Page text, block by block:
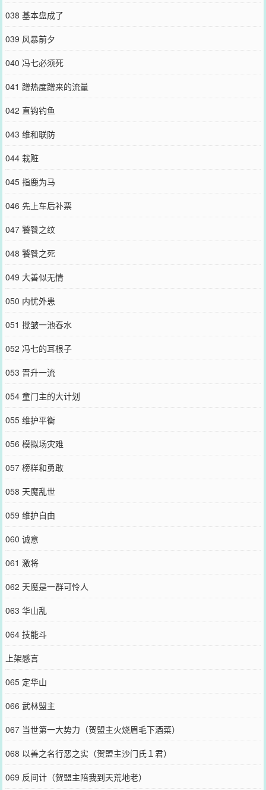
038 基本盘成了
039 风暴前夕
040 冯七必须死
041 蹭热度蹭来的流量
042 直钩钓鱼
043 维和联防
044 栽赃
045 指鹿为马
046 先上车后补票
047 饕餮之纹
048 饕餮之死
049 大善似无情
050 内忧外患
051 搅皱一池春水
052 冯七的耳根子
053 晋升一流
054 童门主的大计划
055 维护平衡
056 模拟场灾难
057 榜样和勇敢
058 天魔乱世
059 维护自由
060 诚意
061 激将
062 天魔是一群可怜人
063 华山乱
064 技能斗
上架感言
065 定华山
066 武林盟主
067 当世第一大势力（贺盟主火烧眉毛下酒菜）
068 以善之名行恶之实（贺盟主沙门氏１君）
069 反间计（贺盟主陪我到天荒地老）